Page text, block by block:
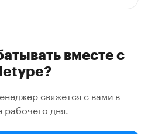
вместе с
свяжется с вами в
рабочего дня.